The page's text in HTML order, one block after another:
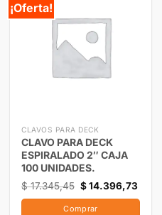
¡Oferta!
CLAVOS PARA DECK
CLAVO PARA DECK
ESPIRALADO 2″ CAJA
100 UNIDADES.
$17.345,45 $14.396,73
Comprar